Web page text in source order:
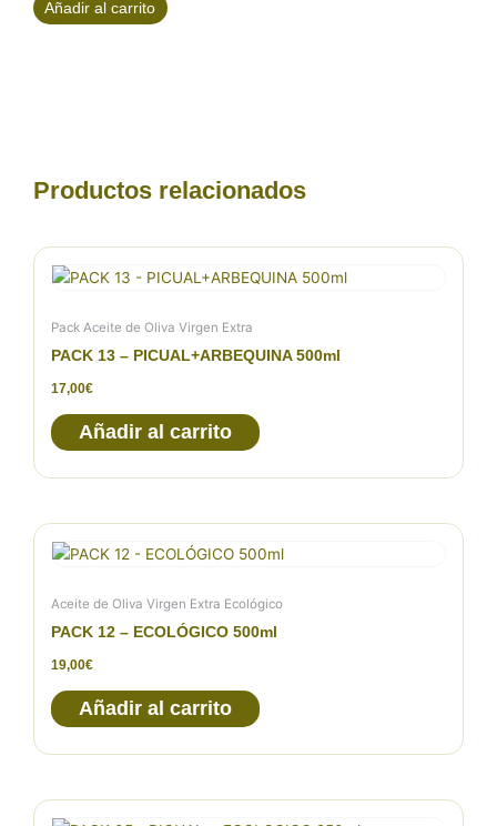
Añadir al carrito
Productos relacionados
Pack Aceite de Oliva Virgen Extra
PACK 13 – PICUAL+ARBEQUINA 500ml
17,00€
Añadir al carrito
Aceite de Oliva Virgen Extra Ecológico
PACK 12 – ECOLÓGICO 500ml
19,00€
Añadir al carrito